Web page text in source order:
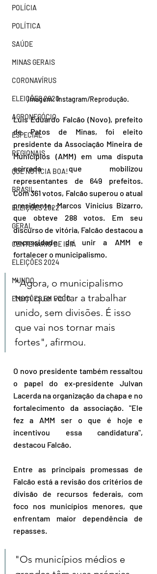
POLÍCIA
POLÍTICA
SAÚDE
MINAS GERAIS
CORONAVÍRUS
ELEIÇÕES 2020
AGRONEGÓCIO
ESPECIAL
REGIONAIS
QUE NOTÍCIA BOA!
BRASIL
ELEIÇÕES 2022
GERAL
CENTENÁRIO DE IBIÁ
ELEIÇÕES 2024
MUNDO
EMOÇÕES EM FOCO
Imagem: Instagram/Reprodução.
Luis Eduardo Falcão (Novo), prefeito
de Patos de Minas, foi eleito
presidente da Associação Mineira de
Municípios (AMM) em uma disputa
acirrada que mobilizou
representantes de 649 prefeitos.
Com 361 votos, Falcão superou o atual
presidente, Marcos Vinicius Bizarro,
que obteve 288 votos. Em seu
discurso de vitória, Falcão destacou a
necessidade de unir a AMM e
fortalecer o municipalismo.
"Agora, o municipalismo
tem que voltar a trabalhar
unido, sem divisões. É isso
que vai nos tornar mais
fortes", afirmou.
O novo presidente também ressaltou
o papel do ex-presidente Julvan
Lacerda na organização da chapa e no
fortalecimento da associação. "Ele
fez a AMM ser o que é hoje e
incentivou essa candidatura",
destacou Falcão.
Entre as principais promessas de
Falcão está a revisão dos critérios de
divisão de recursos federais, com
foco nos municípios menores, que
enfrentam maior dependência de
repasses.
"Os municípios médios e